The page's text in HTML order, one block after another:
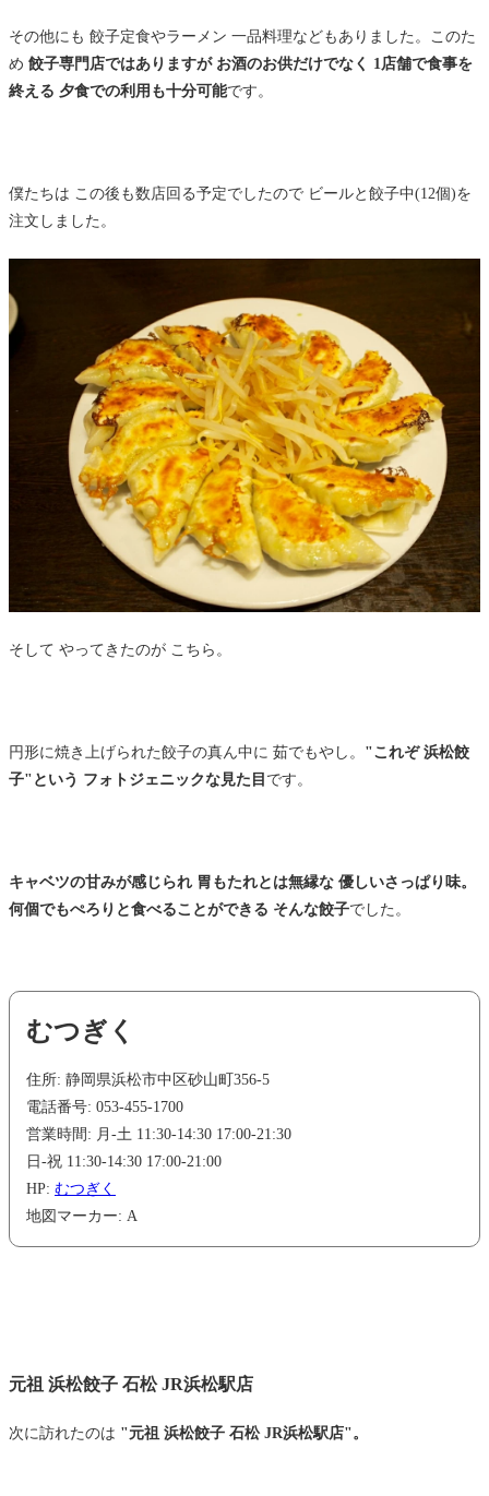
その他にも 餃子定食やラーメン 一品料理などもありました。このた
め 餃子専門店ではありますが お酒のお供だけでなく 1店舗で食事を
終える 夕食での利用も十分可能です。
僕たちは この後も数店回る予定でしたので ビールと餃子中(12個)を
注文しました。
そして やってきたのが こちら。
円形に焼き上げられた餃子の真ん中に 茹でもやし。 "これぞ 浜松餃
子"という フォトジェニックな見た目 です。
キャベツの甘みが感じられ 胃もたれとは無縁な 優しいさっぱり味。
何個でもぺろりと食べることができる そんな餃子でした。
むつぎく
住所: 静岡県浜松市中区砂山町356-5
電話番号: 053-455-1700
営業時間: 月-土 11:30-14:30 17:00-21:30
日-祝 11:30-14:30 17:00-21:00
HP: むつぎく
地図マーカー: A
元祖 浜松餃子 石松 JR浜松駅店
次に訪れたのは "元祖 浜松餃子 石松 JR浜松駅店"。